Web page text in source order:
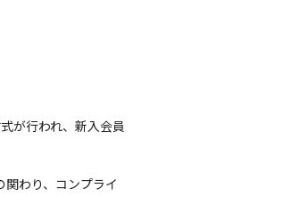
が行われ、新入会員
わり、コンプライ